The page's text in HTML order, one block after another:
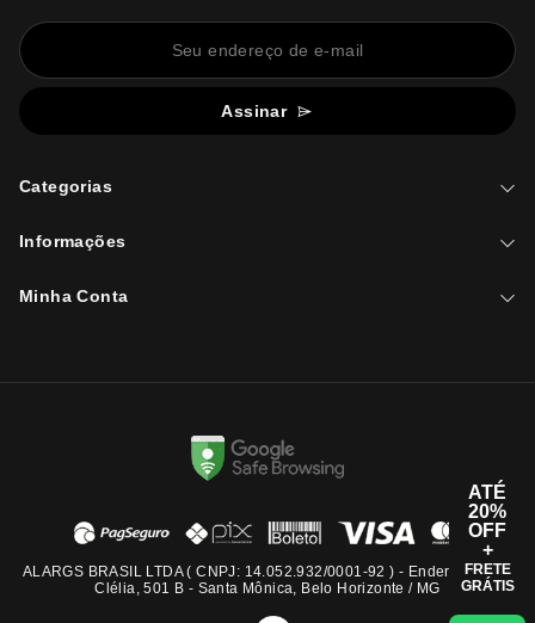
Assinar
Categorias
Informações
Minha Conta
ALARGS BRASIL LTDA ( CNPJ: 14.052.932/0001-92 ) - Endereço: Rua
Clélia, 501 B - Santa Mônica, Belo Horizonte / MG
ATÉ
20%
OFF
+
FRETE
GRÁTIS